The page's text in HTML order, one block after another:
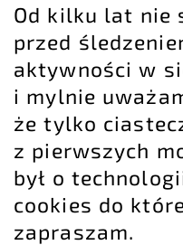
Od kilku lat nie
przed
aktywności w
i mylnie
że tylko
z pierwszych
był o
cookies do
zapraszam.